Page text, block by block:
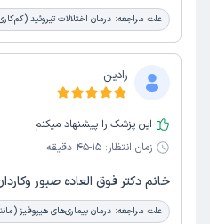
علت مراجعه: درمان اختلالات تیروئید
رادین
این پزشک را پیشنهاد میکنم
زمان انتظار: 15-45 دقیقه
خانم دکتر فوق العاده صبور
علت مراجعه: درمان بیماری‌های هیپوفیز